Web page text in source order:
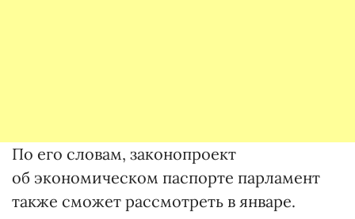
По его словам, законопроект
об экономическом паспорте парламент
также сможет рассмотреть в январе.